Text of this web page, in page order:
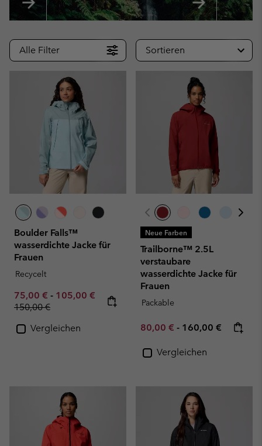
Alle Filter Sortieren
Boulder Falls™
wasserdichte Jacke für
Frauen
Recycelt
Minimum sale price:
75,00 € - Maximum sale price:
105,00 € Regular price:
150,00 €
Vergleichen
Neue Farben
Trailborne™ 2.5L
verstaubare
wasserdichte Jacke für
Frauen
Packable
Minimum sale price:
80,00 € - Maximum price:
160,00 €
Vergleichen